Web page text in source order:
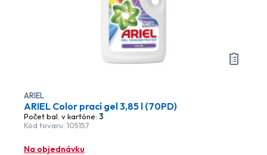
ARIEL
ARIEL Color prací gel 3,85 l (70PD)
Počet bal. v kartóne: 3
Kód tovaru: 105157
Na objednávku